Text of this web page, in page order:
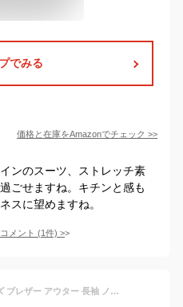
でみる
価格と在庫をAmazonでチェック >>
ンのスーツ、ストレッチ素
ごせますね。キチンと感も
スに望めますね。
メント (1件) >
テーラードジャケット メンズ ブレザー アウター 長袖 ノッチドラペル ダブル ゆったり 無地 ストライプ 穴開き スーツ TR モード系 きれいめ カジュアル サロン系 メンノ系 ヴィジュアル系 ゴシック 春 秋 冬 クラシックを崩した絶妙な仕上がりはおしゃれ過ぎ